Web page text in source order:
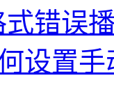
式错误
设置